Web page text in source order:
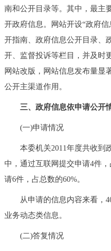
南和公开目录等。其中，最主
开政府信息。网站开设“政府
开指南、政府信息公开目录、
开、监督投诉等栏目，并及时
网站改版，网站信息发布量显
公开主渠道作用。
三、政府信息依申请公开
(一)申请情况
本委机关2011年度共收到
中，通过互联网提交申请4件
请6件，占总数的60%。
从申请的信息内容来看，
业务动态类信息。
(二)答复情况